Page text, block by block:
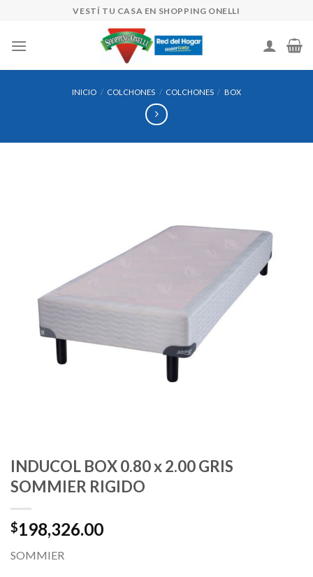
content
VESTÍ TU CASA EN SHOPPING ONELLI
INICIO / COLCHONES / COLCHONES / BOX
INDUCOL BOX 0.80 x 2.00 GRIS
SOMMIER RIGIDO
$198,326.00
SOMMIER